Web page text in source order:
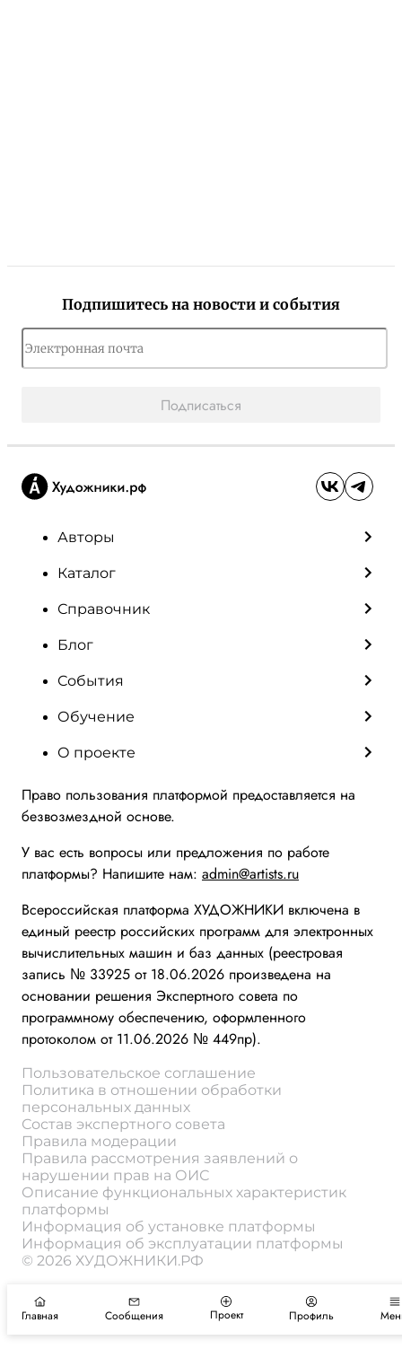
Подпишитесь на новости и события
Подписаться
Авторы
Каталог
Справочник
Блог
События
Обучение
О проекте
Право пользования платформой предоставляется на
безвозмездной основе.
У вас есть вопросы или предложения по работе
платформы? Напишите нам: admin@artists.ru
Всероссийская платформа ХУДОЖНИКИ включена в
единый реестр российских программ для электронных
вычислительных машин и баз данных (реестровая
запись № 33925 от 18.06.2026 произведена на
основании решения Экспертного совета по
программному обеспечению, оформленного
протоколом от 11.06.2026 № 449пр).
Пользовательское соглашение
Политика в отношении обработки
персональных данных
Состав экспертного совета
Правила модерации
Правила рассмотрения заявлений о
нарушении прав на ОИС
Описание функциональных характеристик
платформы
Информация об установке платформы
Информация об эксплуатации платформы
© 2026 ХУДОЖНИКИ.РФ
Главная Сообщения Проект Профиль